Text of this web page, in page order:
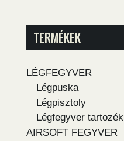
TERMÉKEK
LÉGFEGYVER
Légpuska
Légpisztoly
Légfegyver tartozék
AIRSOFT FEGYVER